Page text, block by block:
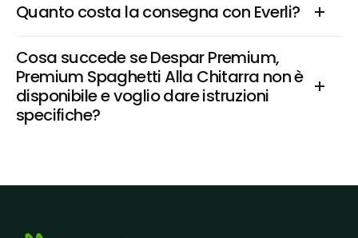
Quanto costa la consegna con Everli?
Cosa succede se Despar Premium,
Premium Spaghetti Alla Chitarra non è
disponibile e voglio dare istruzioni
specifiche?